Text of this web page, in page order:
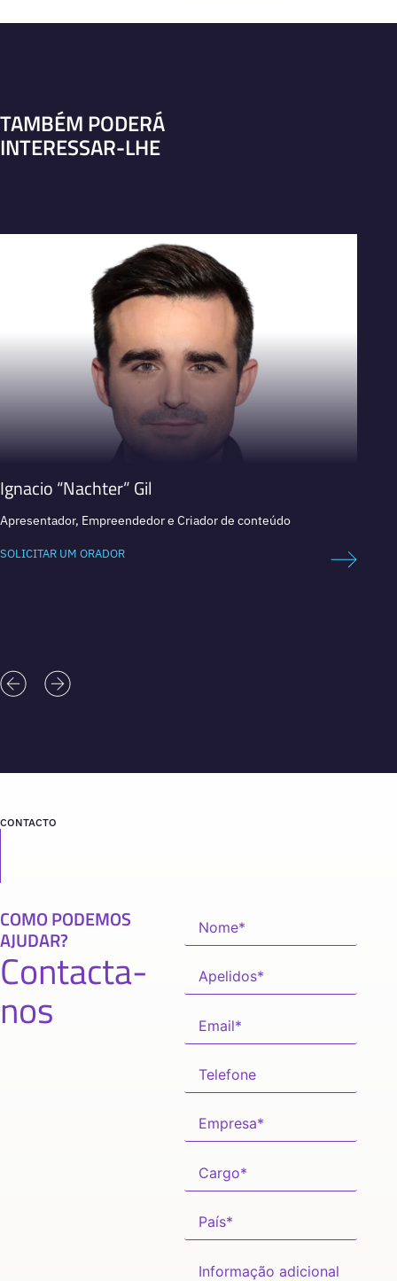
TAMBÉM PODERÁ
INTERESSAR-LHE
Ignacio “Nachter” Gil
Apresentador, Empreendedor e Criador de conteúdo
SOLICITAR UM ORADOR
CONTACTO
COMO PODEMOS
AJUDAR?
Contacta-
nos